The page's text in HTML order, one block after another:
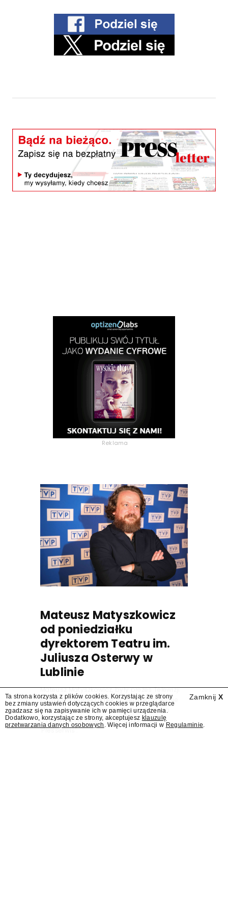
Reklama
Mateusz Matyszkowicz
od poniedziałku
dyrektorem Teatru im.
Juliusza Osterwy w
Lublinie
Mateusz Matyszkowicz, były prezes Telewizji
Polskiej, w poniedziałek 10 sierpnia obejmie
stanowisko dyrektora Teatru im. Juliusza
Osterwy w Lublinie – dowiedział się
"Presserwis".
Zamknij X
Ta strona korzysta z plików cookies. Korzystając ze strony
bez zmiany ustawień dotyczących cookies w przeglądarce
zgadzasz się na zapisywanie ich w pamięci urządzenia.
Dodatkowo, korzystając ze strony, akceptujesz klauzulę
przetwarzania danych osobowych . Więcej informacji w Regulaminie.